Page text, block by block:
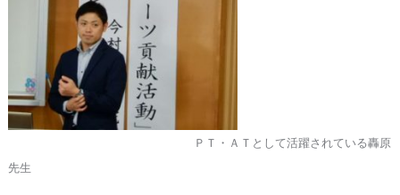
ＰＴ・ＡＴとして活躍されている轟原
先生